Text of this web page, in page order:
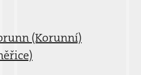
(Korunní)